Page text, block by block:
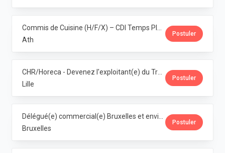
Ath
Postuler
Lille
Postuler
Bruxelles
Postuler